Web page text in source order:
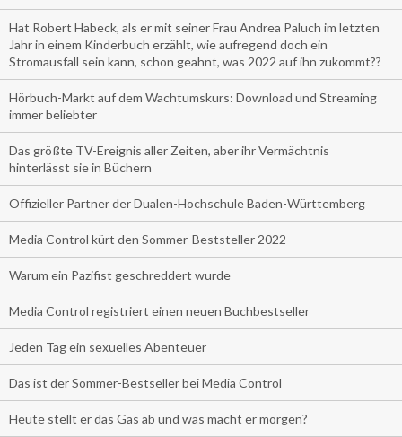
Hat Robert Habeck, als er mit seiner Frau Andrea Paluch im letzten
Jahr in einem Kinderbuch erzählt, wie aufregend doch ein
Stromausfall sein kann, schon geahnt, was 2022 auf ihn zukommt??
Hörbuch-Markt auf dem Wachtumskurs: Download und Streaming
immer beliebter
Das größte TV-Ereignis aller Zeiten, aber ihr Vermächtnis
hinterlässt sie in Büchern
Offizieller Partner der Dualen-Hochschule Baden-Württemberg
Media Control kürt den Sommer-Beststeller 2022
Warum ein Pazifist geschreddert wurde
Media Control registriert einen neuen Buchbestseller
Jeden Tag ein sexuelles Abenteuer
Das ist der Sommer-Bestseller bei Media Control
Heute stellt er das Gas ab und was macht er morgen?